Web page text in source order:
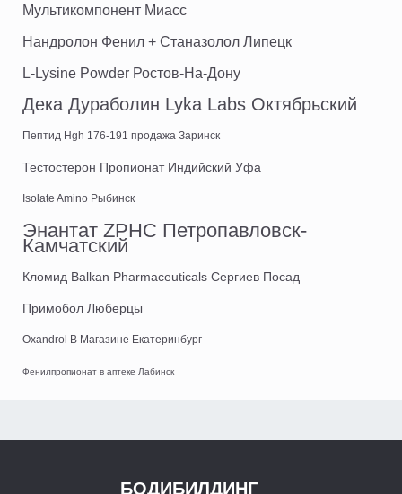
Мультикомпонент Миасс
Нандролон Фенил + Станазолол Липецк
L-Lysine Powder Ростов-На-Дону
Дека Дураболин Lyka Labs Октябрьский
Пептид Hgh 176-191 продажа Заринск
Тестостерон Пропионат Индийский Уфа
Isolate Amino Рыбинск
Энантат ZPHC Петропавловск-
Камчатский
Кломид Balkan Pharmaceuticals Сергиев Посад
Примобол Люберцы
Oxandrol В Магазине Екатеринбург
Фенилпропионат в аптеке Лабинск
БОДИБИЛДИНГ